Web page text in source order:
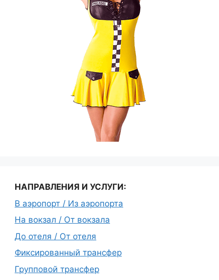
НАПРАВЛЕНИЯ И УСЛУГИ:
В аэропорт / Из аэропорта
На вокзал / От вокзала
До отеля / От отеля
Фиксированный трансфер
Групповой трансфер